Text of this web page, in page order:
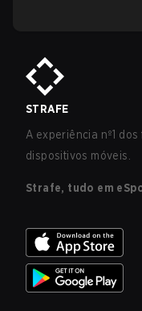
STRAFE
A experiência nº1
dispositivos móveis.
Strafe, tudo em